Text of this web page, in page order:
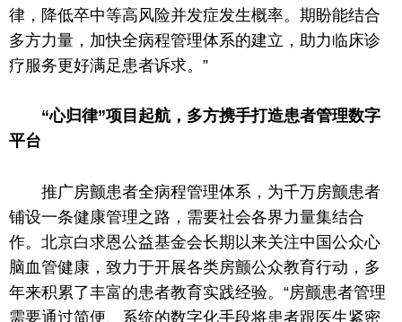
律，降低卒中等高风险并发症发生概率。期盼能结合
多方力量，加快全病程管理体系的建立，助力临床诊
疗服务更好满足患者诉求。”
“心归律”项目起航，多方携手打造患者管理数字
平台
推广房颤患者全病程管理体系 ， 为千万房颤患者
铺设一条健康管理之路，需要社会各界力量集结合
作。北京白求恩公益基金会长期以来关注中国公众心
脑血管健康，致力于开展各类房颤公众教育行动，多
年来积累了丰富的患者教育实践经验。“房颤患者管理
需要通过简便、系统的数字化手段将患者跟医生紧密